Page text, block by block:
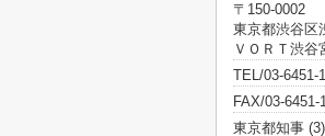
〒150-0002
東京都渋谷区
ＶＯＲＴ渋
TEL/03-6451-
FAX/03-6451-
東京都知事